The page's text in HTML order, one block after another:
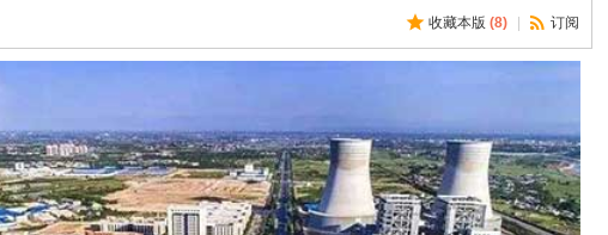
收藏本版 (8) 订阅